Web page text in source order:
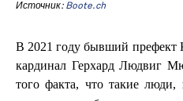
Источник: Boote.ch
В 2021 году бывший префект
кардинал Герхард Людвиг
того факта, что такие